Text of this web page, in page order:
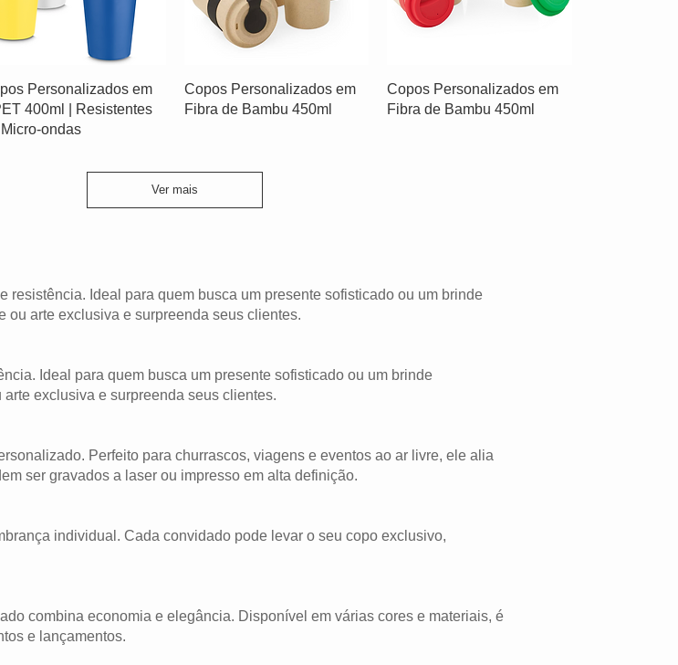
Personalizados em
400ml | Resistentes
ondas
Copos Personalizados em
Fibra de Bambu 450ml
Copos Personalizados em
Fibra de Bambu 450ml
Ver mais
Ideal para quem busca um presente sofisticado ou um brinde
ou arte exclusiva e surpreenda seus clientes.
Ideal para quem busca um presente sofisticado ou um brinde
exclusiva e surpreenda seus clientes.
Perfeito para churrascos, viagens e eventos ao ar livre, ele alia
ser gravados a laser ou impresso em alta definição.
individual. Cada convidado pode levar o seu copo exclusivo,
combina economia e elegância. Disponível em várias cores e materiais, é
e lançamentos.